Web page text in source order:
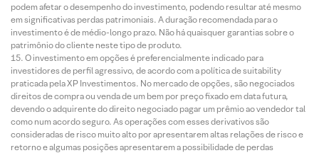
podem afetar o desempenho do investimento, podendo resultar até mesmo
em significativas perdas patrimoniais. A duração recomendada para o
investimento é de médio-longo prazo. Não há quaisquer garantias sobre o
patrimônio do cliente neste tipo de produto.
O investimento em opções é preferencialmente indicado para
investidores de perfil agressivo, de acordo com a política de suitability
praticada pela XP Investimentos. No mercado de opções, são negociados
direitos de compra ou venda de um bem por preço fixado em data futura,
devendo o adquirente do direito negociado pagar um prêmio ao vendedor tal
como num acordo seguro. As operações com esses derivativos são
consideradas de risco muito alto por apresentarem altas relações de risco e
retorno e algumas posições apresentarem a possibilidade de perdas